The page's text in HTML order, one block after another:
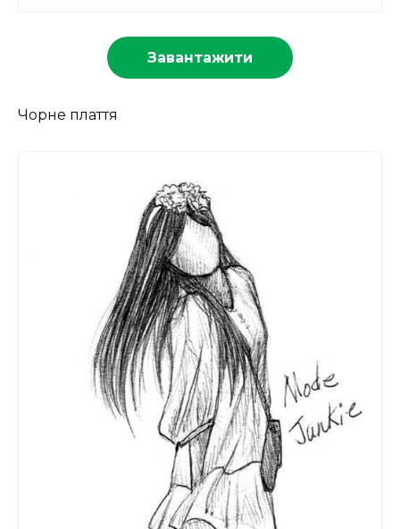
Завантажити
Чорне плаття